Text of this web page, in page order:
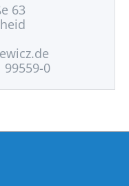
63
99559-0